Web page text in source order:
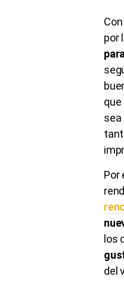
por
que
sea
Por
los
del